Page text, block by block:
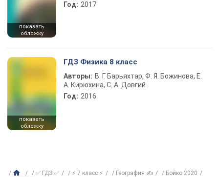
показать
обложку
Год: 2017
показать
обложку
ГДЗ Физика 8 класс
Авторы: В. Г. Барьяхтар, Ф. Я. Божинова, Е.
А. Кирюхина, С. А. Довгий
Год: 2016
✅ ГДЗ ✅ ⚡ 7 класс ⚡ География ✍
Бойко 2020